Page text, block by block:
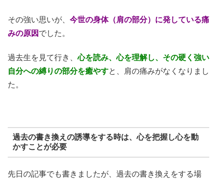
その強い思いが、 今世の身体（肩の部分）に発している痛
みの原因 でした。
過去生を見て行き、心を読み、心を理解し、その硬く強い
自分への縛りの部分を癒やすと、肩の痛みがなくなりまし
た。
過去の書き換えの誘導をする時は、心を把握し心を動
かすことが必要
先日の記事でも書きましたが、過去の書き換えをする場